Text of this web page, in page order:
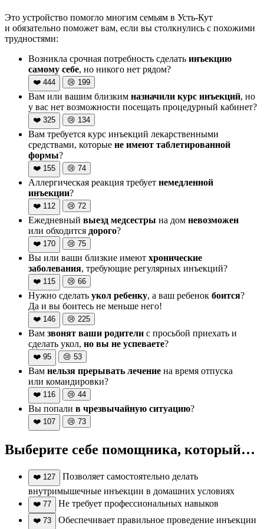
Это устройство помогло многим семьям в Усть-Кут
и обязательно поможет вам, если вы столкнулись с похожими
трудностями:
Возникла срочная потребность сделать инъекцию
самому себе, но никого нет рядом?
❤️ 444 😢 199
Вам или вашим близким назначили курс инъекций, но
у вас нет возможности посещать процедурный кабинет?
❤️ 325 😢 134
Вам требуется курс инъекций лекарственными
средствами, которые не имеют таблетированной
формы?
❤️ 155 😢 74
Аллергическая реакция требует немедленной
инъекции?
❤️ 112 😢 72
Ежедневный выезд медсестры на дом невозможен
или обходится дорого?
❤️ 170 😢 75
Вы или ваши близкие имеют хронические
заболевания, требующие регулярных инъекций?
❤️ 115 😢 66
Нужно сделать укол ребенку, а ваш ребенок боится?
Да и вы боитесь не меньше него!
❤️ 146 😢 225
Вам звонят ваши родители с просьбой приехать и
сделать укол, но вы не успеваете?
❤️ 95 😢 53
Вам нельзя прерывать лечение на время отпуска
или командировки?
❤️ 116 😢 44
Вы попали в чрезвычайную ситуацию?
❤️ 107 😢 73
Выберите себе помощника, который…
❤️ 127
Позволяет самостоятельно делать
внутримышечные инъекции в домашних условиях
❤️ 77 Не требует профессиональных навыков
❤️ 73 Обеспечивает правильное проведение инъекции